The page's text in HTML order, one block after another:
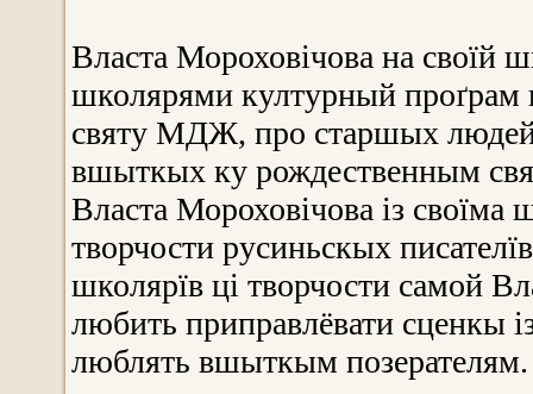
Власта Мороховічова на своїй
школярями културный
святу МДЖ, про старшых
вшыткых ку рождественным
Власта Мороховічова із
творчости русиньскых
школярїв ці творчости самой
любить приправлёвати сценкы
люблять вшыткым позерателям.